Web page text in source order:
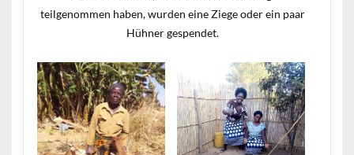
teilgenommen haben, wurden eine Ziege oder ein paar
Hühner gespendet.